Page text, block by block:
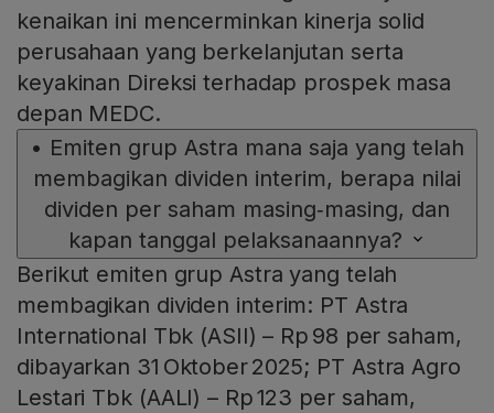
kenaikan ini mencerminkan kinerja solid
perusahaan yang berkelanjutan serta
keyakinan Direksi terhadap prospek masa
depan MEDC.
• Emiten grup Astra mana saja yang telah
membagikan dividen interim, berapa nilai
dividen per saham masing‑masing, dan
kapan tanggal pelaksanaannya?
Berikut emiten grup Astra yang telah
membagikan dividen interim: PT Astra
International Tbk (ASII) – Rp 98 per saham,
dibayarkan 31 Oktober 2025; PT Astra Agro
Lestari Tbk (AALI) – Rp 123 per saham,